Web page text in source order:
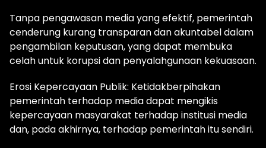
Tanpa pengawasan media yang efektif, pemerintah
cenderung kurang transparan dan akuntabel dalam
pengambilan keputusan, yang dapat membuka
celah untuk korupsi dan penyalahgunaan kekuasaan.
Erosi Kepercayaan Publik: Ketidakberpihakan
pemerintah terhadap media dapat mengikis
kepercayaan masyarakat terhadap institusi media
dan, pada akhirnya, terhadap pemerintah itu sendiri.